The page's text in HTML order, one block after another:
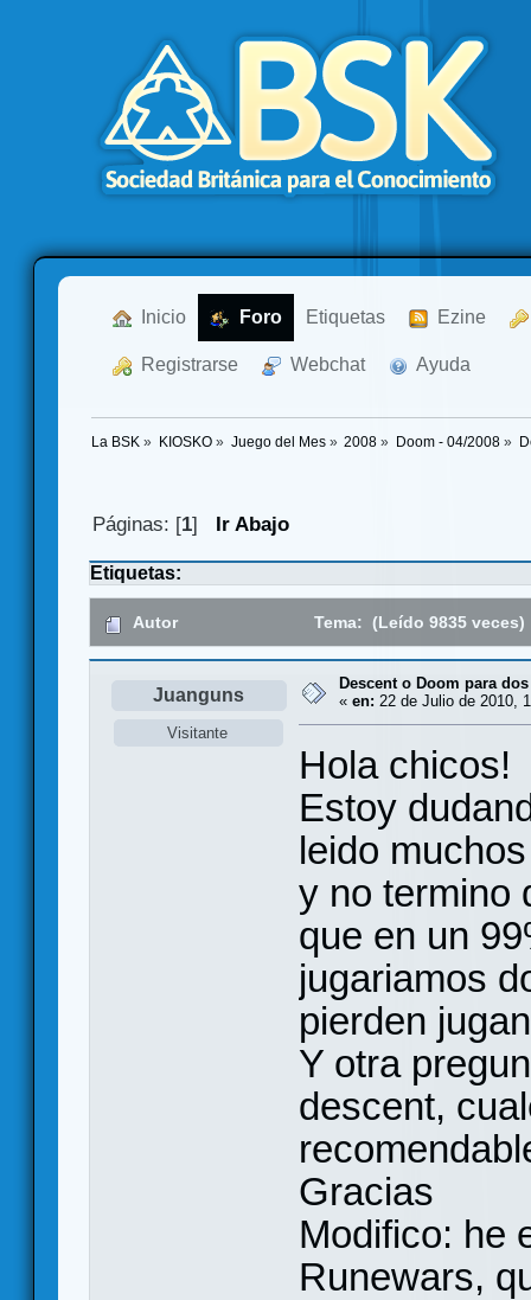
Inicio Foro Etiquetas Ezine
Registrarse Webchat Ayuda
La BSK » KIOSKO» Juego del Mes» 2008 » Doom - 04/2008 »
Páginas: [1] Ir Abajo
Etiquetas:
Autor Tema: (Leído 9835 veces)
Juanguns
Visitante
Descent o Doom para
« en: 22 de Julio de 2010,
Hola chicos!
Estoy
leido
y no termino
que en un
jugariamos
pierden
Y otra
descent,
Gracias
Modifico: he
Runewars,